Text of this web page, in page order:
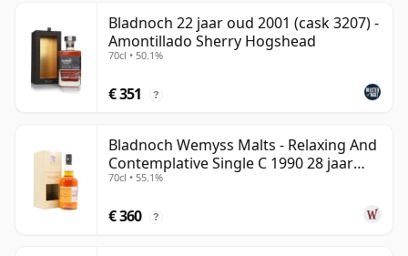
Bladnoch 22 jaar oud 2001 (cask 3207) -
Amontillado Sherry Hogshead
70cl • 50.1%
€ 351 ?
Bladnoch Wemyss Malts - Relaxing And
Contemplative Single C 1990 28 jaar
oud
70cl • 55.1%
€ 360 ?